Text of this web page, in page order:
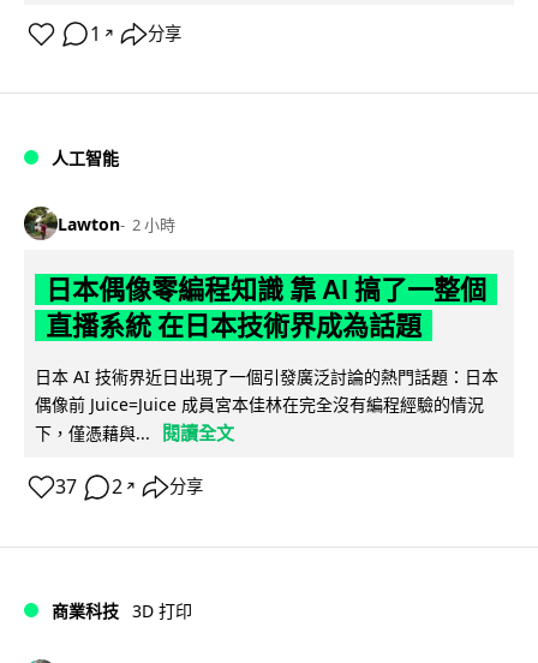
1 ↗ 分享
人工智能
Lawton 2 小時
日本偶像零編程知識 靠 AI 搞了一整個
直播系統 在日本技術界成為話題
日本 AI 技術界近日出現了一個引發廣泛討論的熱門話題：日本
偶像前 Juice=Juice 成員宮本佳林在完全沒有編程經驗的情況
下，僅憑藉與...
閱讀全文
37 2 ↗ 分享
商業科技 3D 打印